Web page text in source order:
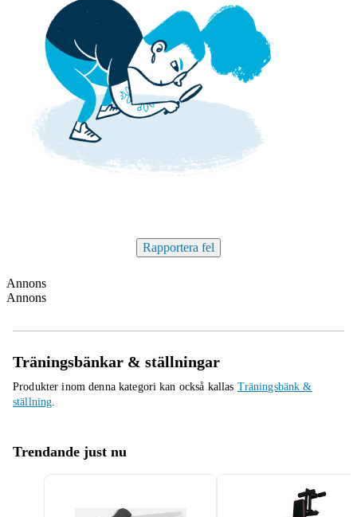
Rapportera fel
Annons
Annons
Träningsbänkar & ställningar
Produkter inom denna kategori kan också kallas Träningsbänk &
ställning.
Trendande just nu